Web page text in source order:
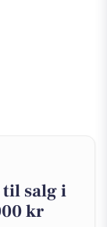
til salg i
kr